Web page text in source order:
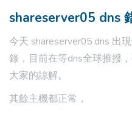
shareserver05 dns
今天 shareserver05 dns 出
錄，目前在等dns全球推撥
大家的諒解。
其餘主機都正常，